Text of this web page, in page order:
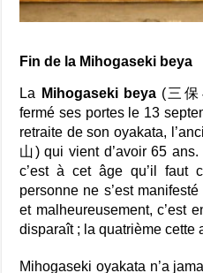
Fin de la Mihogaseki beya
La Mihogaseki beya(三保
fermé ses portes le 13
retraite de son oyakata,
山) qui vient d’avoir 65
c’est à cet âge qu’il faut
personne ne s’est
et malheureusement, c’est
disparaît ; la quatrième cette
Mihogaseki oyakata n’a